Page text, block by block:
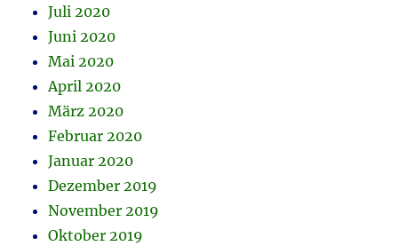
Juli 2020
Juni 2020
Mai 2020
April 2020
März 2020
Februar 2020
Januar 2020
Dezember 2019
November 2019
Oktober 2019